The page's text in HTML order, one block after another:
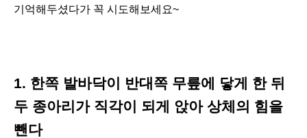
기억해두셨다가 꼭 시도해보세요~
1. 한쪽 발바닥이 반대쪽 무릎에 닿게 한 뒤
두 종아리가 직각이 되게 앉아 상체의 힘을
뺀다